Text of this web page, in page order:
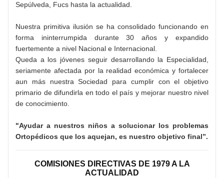
Sepúlveda, Fucs hasta la actualidad.
Nuestra primitiva ilusión se ha consolidado funcionando en
forma ininterrumpida durante 30 años y expandido
fuertemente a nivel Nacional e Internacional.
Queda a los jóvenes seguir desarrollando la Especialidad,
seriamente afectada por la realidad económica y fortalecer
aun más nuestra Sociedad para cumplir con el objetivo
primario de difundirla en todo el país y mejorar nuestro nivel
de conocimiento.
"Ayudar a nuestros niños a solucionar los problemas
Ortopédicos que los aquejan, es nuestro objetivo final”.
COMISIONES DIRECTIVAS DE 1979 A LA
ACTUALIDAD